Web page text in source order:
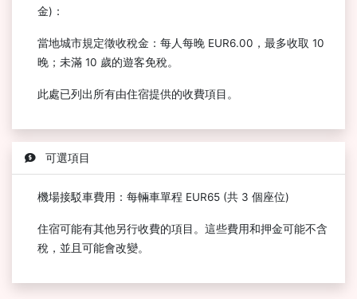
金)：
當地城市規定徵收稅金：每人每晚 EUR6.00，最多收取 10
晚；未滿 10 歲的遊客免稅。
此處已列出所有由住宿提供的收費項目。
可選項目
機場接駁車費用：每輛車單程 EUR65 (共 3 個座位)
住宿可能有其他另行收費的項目。這些費用和押金可能不含
稅，並且可能會改變。